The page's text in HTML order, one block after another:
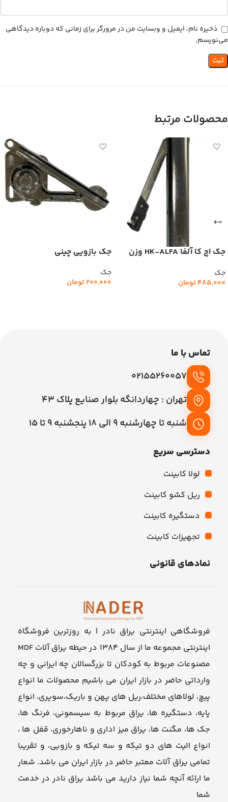
ذخیره نام، ایمیل و وبسایت من در مرورگر برای زمانی که دوباره دیدگاهی
می‌نویسم.
محصولات مرتبط
جک اچ کا آلفا HK-ALFA وزن
جک
485,000تومان
جک بازویی چینی
جک
200,000تومان
تماس با ما
02155260057
تهران : چهاردانگه بلوار صنایع پلاک 43
شنبه تا چهارشنبه 9 الی 18 پنجشنبه 9 تا 15
دسترسی سریع
لولا کابینت
ریل کشو کابینت
دستگیره کابینت
تجهیزات کابینت
نمادهای قانونی
فروشگاهی اینترنتی یراق نادر | به روزترین فروشگاه
اینترنتی مجموعه ما از سال ۱۳۸۴ در حیطه یراق آلات MDF
مصنوعات مربوط به کودکان تا بزرگسالان چه ایرانی و چه
وارداتی حاضر در بازار ایران می باشیم محصولات ما انواع
پیچ، لولاهای مختلف،ریل های پهن و باریک،سوپری، انواع
پایه، دستگیره ها، یراق مربوط به سیسمونی، فرنگ ها،
جک ها، مگنت ها، یراق میز اداری و ناهارخوری، قفل ها ،
انواع الیت های دو تیکه و سه تیکه و بازویی، و تقریبا
تمامی یراق آلات معتبر حاضر در بازار ایران می باشد. شعار
ما ارائه آنچه شما نیاز دارید می باشد یراق نادر در خدمت
شما